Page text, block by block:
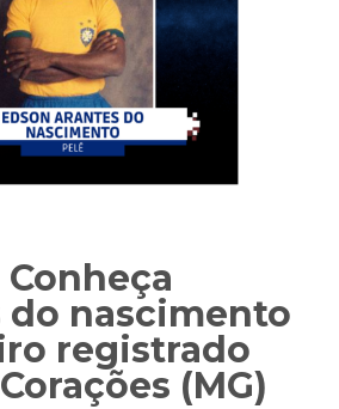
Conheça
do nascimento
registrado
(MG)